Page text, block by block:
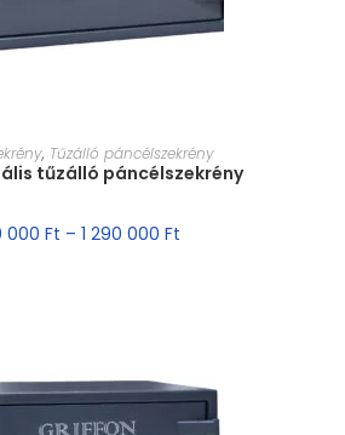
VÁLASZTÁSA
, Tűzálló páncélszekrény
tűzálló páncélszekrény
000 Ft – 1 290 000 Ft